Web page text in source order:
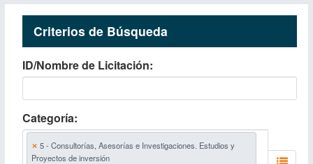
Criterios de Búsqueda
ID/Nombre de Licitación
Categoría
× 5 - Consultorías, Asesorías e Investigaciones. Estudios y
Proyectos de inversión